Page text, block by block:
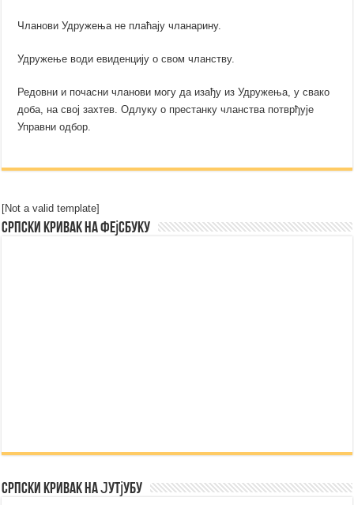
Чланови Удружења не плаћају чланарину.
Удружење води евиденцију о свом чланству.
Редовни и почасни чланови могу да изађу из Удружења, у свако
доба, на свој захтев. Одлуку о престанку чланства потврђује
Управни одбор.
[Not a valid template]
Српски Кривак на Фејсбуку
Српски Кривак на Јутјубу